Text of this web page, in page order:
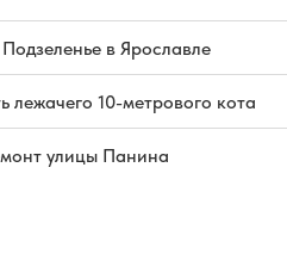
в Ярославле
лежачего 10-метрового кота
улицы Панина